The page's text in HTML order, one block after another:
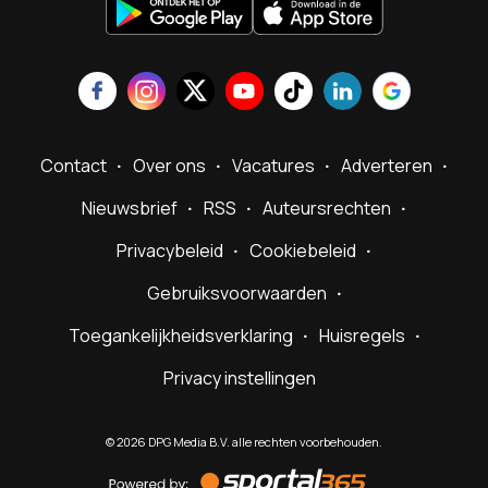
Contact Over ons Vacatures
Adverteren
Nieuwsbrief
RSS
Auteursrechten
Privacybeleid
Cookiebeleid
Gebruiksvoorwaarden
Toegankelijkheidsverklaring
Huisregels
Privacy instellingen
©2026 DPG Media B.V. alle rechten voorbehouden.
by